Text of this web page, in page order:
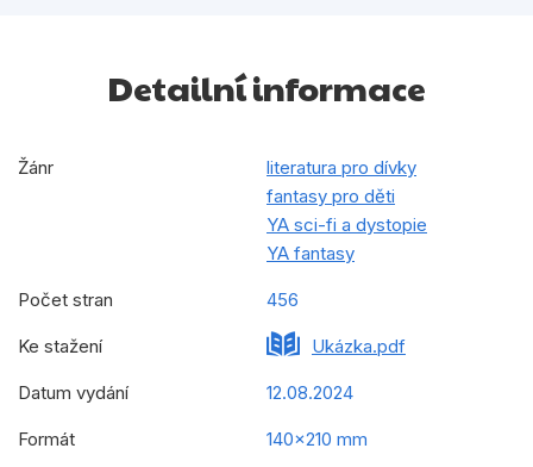
Detailní informace
Žánr
literatura pro dívky
fantasy pro děti
YA sci-fi a dystopie
YA fantasy
Počet stran 456
Ke stažení Ukázka.pdf
Datum vydání 12.08.2024
Formát 140x210 mm